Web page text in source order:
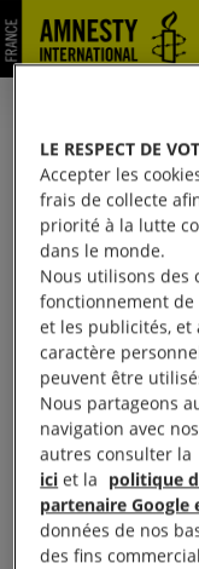
Mon
Votre adresse
LE RESPECT DE
Accepter les
frais de collecte
priorité à la lutte
dans le monde.
Nous utilisons des
fonctionnement
et les publicités, et
caractère
peuvent être
Nous partageons
navigation avec
autres consulter la
ici et la politique
partenaire Google
données de nos
des fins